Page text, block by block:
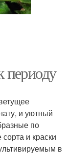
периоду
и уютный
по
и краски
в